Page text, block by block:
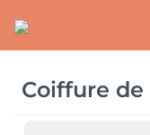
Coiffure